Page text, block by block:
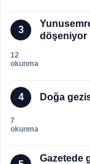
3
döşeniyor
12
okunma
4 Doğa
7
okunma
Gazetede